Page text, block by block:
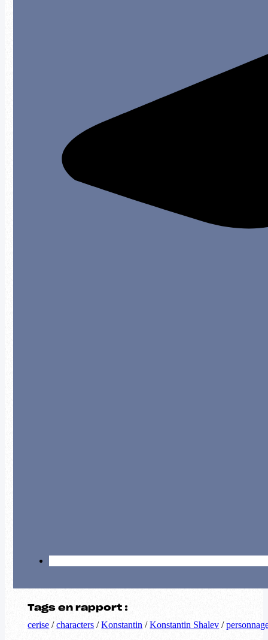
Tags en rapport :
cerise /characters /Konstantin /Konstantin Shalev /